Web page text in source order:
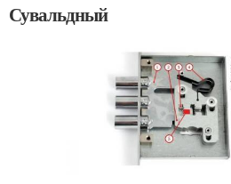
Сувальдный